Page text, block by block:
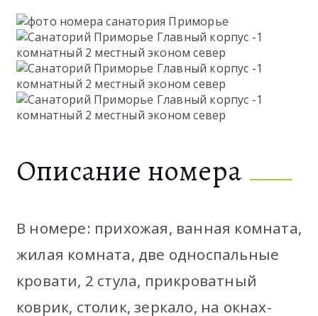
Описание номера
В номере: прихожая, ванная комната,
жилая комната, две односпальные
кровати, 2 стула, прикроватный
коврик, столик, зеркало, на окнах-